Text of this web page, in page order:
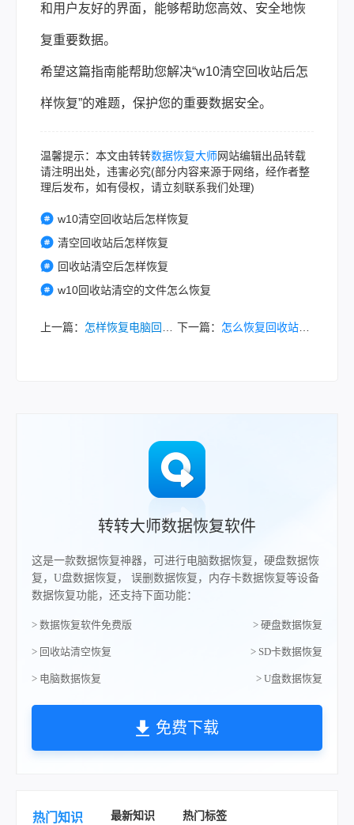
和用户友好的界面，能够帮助您高效、安全地恢
复重要数据。
希望这篇指南能帮助您解决“w10清空回收站后怎
样恢复”的难题，保护您的重要数据安全。
温馨提示：本文由转转数据恢复大师网站编辑出品转载
请注明出处，违害必究(部分内容来源于网络，经作者整
理后发布，如有侵权，请立刻联系我们处理)
w10清空回收站后怎样恢复
清空回收站后怎样恢复
回收站清空后怎样恢复
w10回收站清空的文件怎么恢复
上一篇： 怎样恢复电脑回收站被清空的内容？试试这几个恢复方法！ 下一篇： 怎么恢复回收站清空删除的文件？全面解析数据恢复方案！
转转大师数据恢复软件
这是一款数据恢复神器，可进行电脑数据恢复，硬盘数据恢
复，U盘数据恢复， 误删数据恢复，内存卡数据恢复等设备
数据恢复功能，还支持下面功能：
> 数据恢复软件免费版 > 硬盘数据恢复
> 回收站清空恢复 > SD卡数据恢复
> 电脑数据恢复 > U盘数据恢复
免费下载
热门知识 最新知识 热门标签